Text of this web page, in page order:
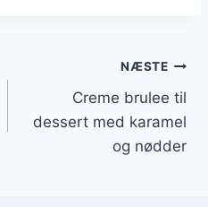
NÆSTE
Creme brulee til
dessert med karamel
og nødder